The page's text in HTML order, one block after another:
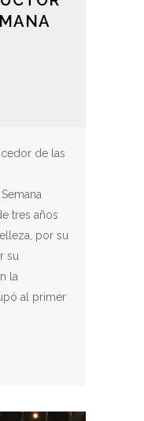
de las
tres años
por su
su
la
al primer